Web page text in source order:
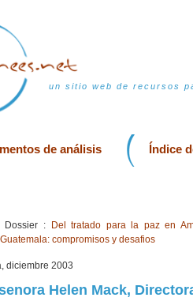
un sitio web de recursos
de análisis Índice
Dossier :
Del tratado para la paz en
compromisos y desafios
diciembre 2003
Helen Mack,